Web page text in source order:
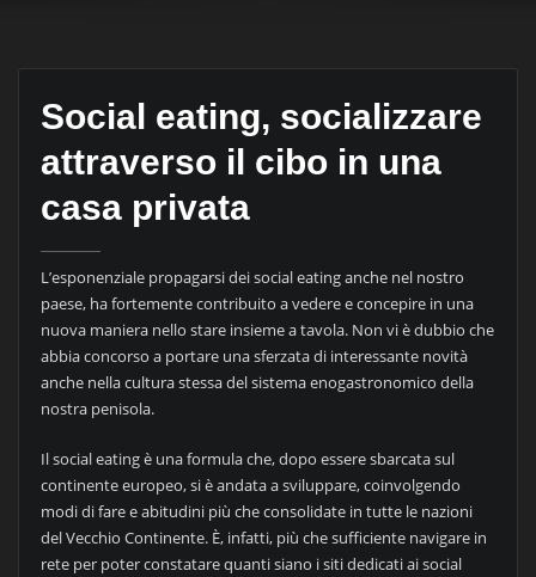
Social eating, socializzare
attraverso il cibo in una
casa privata
L’esponenziale propagarsi dei social eating anche nel nostro
paese, ha fortemente contribuito a vedere e concepire in una
nuova maniera nello stare insieme a tavola. Non vi è dubbio che
abbia concorso a portare una sferzata di interessante novità
anche nella cultura stessa del sistema enogastronomico della
nostra penisola.
Il social eating è una formula che, dopo essere sbarcata sul
continente europeo, si è andata a sviluppare, coinvolgendo
modi di fare e abitudini più che consolidate in tutte le nazioni
del Vecchio Continente. È, infatti, più che sufficiente navigare in
rete per poter constatare quanti siano i siti dedicati ai social